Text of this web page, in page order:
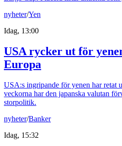
nyheter/Yen
Idag, 13:00
USA rycker ut för
Europa
USA:s ingripande för yenen har retat
veckorna har den japanska valutan
storpolitik.
nyheter/Banker
Idag, 15:32